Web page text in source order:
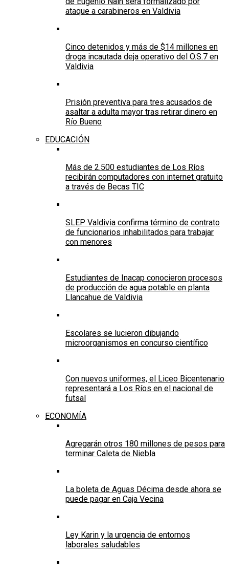
ataque a carabineros en Valdivia
Cinco detenidos y más de $14 millones en
droga incautada deja operativo del O.S.7 en
Valdivia
Prisión preventiva para tres acusados de
asaltar a adulta mayor tras retirar dinero en
Río Bueno
EDUCACIÓN
Más de 2.500 estudiantes de Los Ríos
recibirán computadores con internet gratuito
a través de Becas TIC
SLEP Valdivia confirma término de contrato
de funcionarios inhabilitados para trabajar
con menores
Estudiantes de Inacap conocieron procesos
de producción de agua potable en planta
Llancahue de Valdivia
Escolares se lucieron dibujando
microorganismos en concurso científico
Con nuevos uniformes, el Liceo Bicentenario
representará a Los Ríos en el nacional de
futsal
ECONOMÍA
Agregarán otros 180 millones de pesos para
terminar Caleta de Niebla
La boleta de Aguas Décima desde ahora se
puede pagar en Caja Vecina
Ley Karin y la urgencia de entornos
laborales saludables